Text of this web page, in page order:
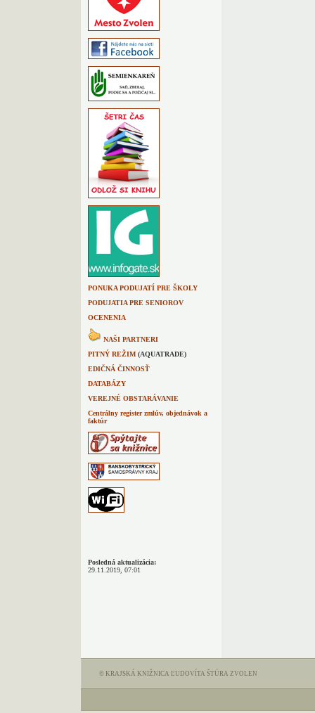
PONUKA PODUJATÍ PRE ŠKOLY
PODUJATIA PRE SENIOROV
OCENENIA
NAŠI PARTNERI
PITNÝ REŽIM (AQUATRADE)
EDIČNÁ ČINNOSŤ
DATABÁZY
VEREJNÉ OBSTARÁVANIE
Centrálny register zmlúv, objednávok a
faktúr
Posledná aktualizácia:
29.11.2019, 07:01
© KRAJSKÁ KNIŽNICA ĽUDOVÍTA ŠTÚRA ZVOLEN